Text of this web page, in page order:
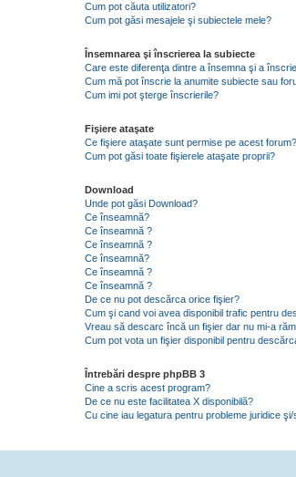
Cum pot căuta utilizatori?
Cum pot găsi mesajele şi subiectele mele?
Însemnarea şi înscrierea la subiecte
Care este diferenţa dintre a însemna şi a
Cum mă pot înscrie la anumite subiecte sau
Cum imi pot şterge înscrierile?
Fişiere ataşate
Ce fişiere ataşate sunt permise pe acest forum?
Cum pot găsi toate fişierele ataşate proprii?
Download
Unde pot găsi Download?
Ce înseamnă?
Ce înseamnă ?
Ce înseamnă ?
Ce înseamnă?
Ce înseamnă ?
Ce înseamnă ?
De ce nu pot descărca orice fişier?
Cum şi cand voi avea disponibil trafic pentru
Vreau să descarc încă un fişier dar nu mi-a
Cum pot vota un fişier disponibil pentru
Întrebări despre phpBB 3
Cine a scris acest program?
De ce nu este facilitatea X disponibilă?
Cu cine iau legatura pentru probleme juridice